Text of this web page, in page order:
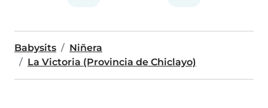
Babysits
Niñera
La Victoria (Provincia de Chiclayo)